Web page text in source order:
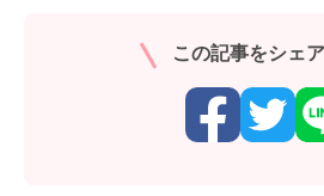
この記事をシェ